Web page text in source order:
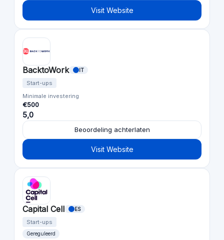
Visit Website
BacktoWork IT
Start-ups
Minimale investering
€500
5,0
Beoordeling achterlaten
Visit Website
Capital Cell ES
Start-ups
Gereguleerd